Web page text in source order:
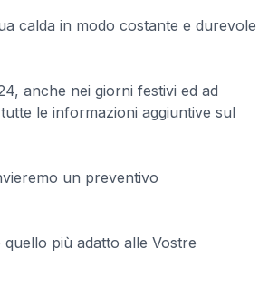
calda in modo costante e durevole
anche nei giorni festivi ed ad
le informazioni aggiuntive sul
un preventivo
più adatto alle Vostre